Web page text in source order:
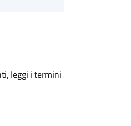
leggi i termini